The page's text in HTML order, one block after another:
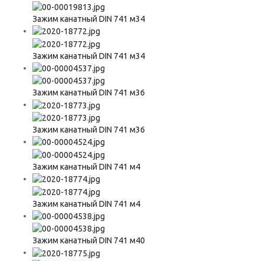
Зажим канатный DIN 741 м34
Зажим канатный DIN 741 м34
Зажим канатный DIN 741 м36
Зажим канатный DIN 741 м36
Зажим канатный DIN 741 м4
Зажим канатный DIN 741 м4
Зажим канатный DIN 741 м40